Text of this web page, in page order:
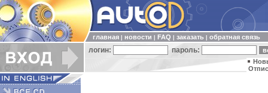
главная новости FAQ заказать обратная связь
логин: пароль: